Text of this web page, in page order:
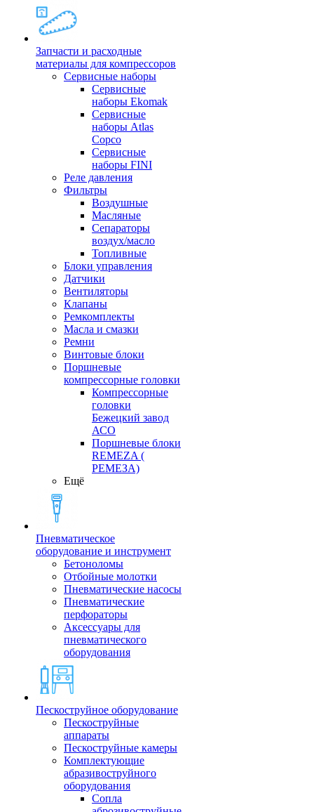
Запчасти и расходные
материалы для компрессоров
Cервисные наборы
Сервисные
наборы Ekomak
Cервисные
наборы Atlas
Copco
Сервисные
наборы FINI
Реле давления
Фильтры
Воздушные
Масляные
Сепараторы
воздух/масло
Топливные
Блоки управления
Датчики
Вентиляторы
Клапаны
Ремкомплекты
Масла и смазки
Ремни
Винтовые блоки
Поршневые
компрессорные головки
Компрессорные
головки
Бежецкий завод
АСО
Поршневые блоки
REMEZA (
РЕМЕЗА)
Ещё
Пневматическое
оборудование и инструмент
Бетоноломы
Отбойные молотки
Пневматические насосы
Пневматические
перфораторы
Аксессуары для
пневматического
оборудования
Пескоструйное оборудование
Пескоструйные
аппараты
Пескоструйные камеры
Комплектующие
абразивоструйного
оборудования
Сопла